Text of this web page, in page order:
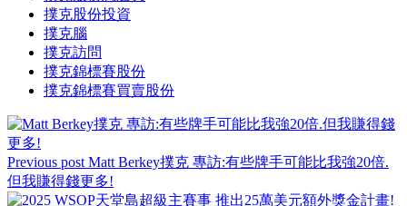
撲克股份投資
撲克腦
撲克訪問
撲克錦標賽股份
撲克錦標賽買賣股份
Previous post Matt Berkey撲克 專訪:有些牌手可能比我強20倍.
但我賺得錢更多!